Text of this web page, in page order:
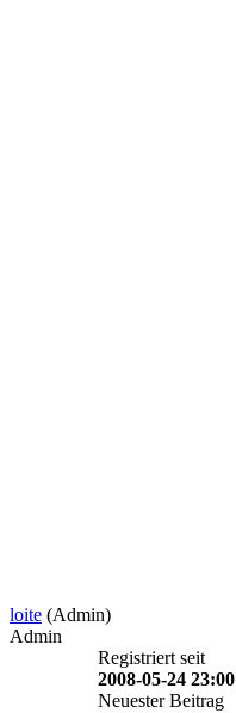
loite (Admin)
Admin
Registriert seit
2008-05-24
Neuester Beitrag